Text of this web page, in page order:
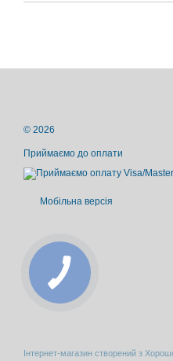
© 2026
Приймаємо до оплати
Мобільна версія
Інтернет-магазин створений з